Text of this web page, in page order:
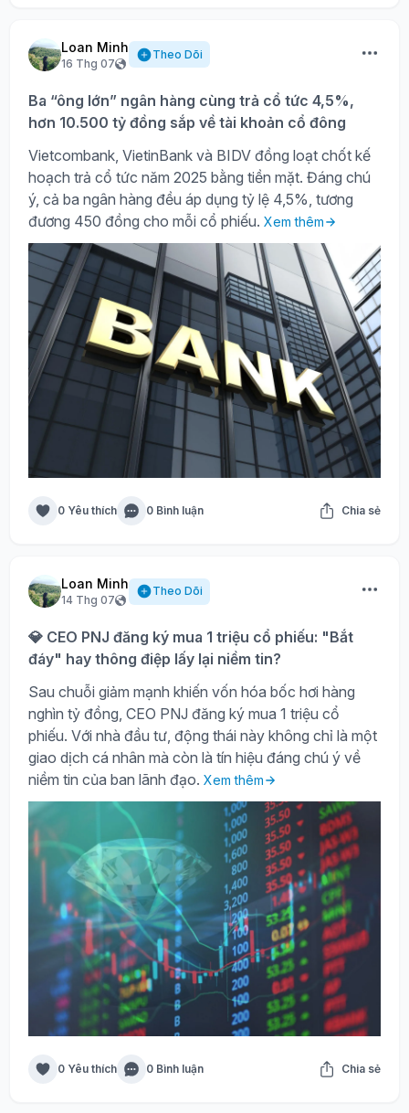
Loan Minh
16 Thg 07
Theo Dõi
Ba “ông lớn” ngân hàng cùng trả cổ tức 4,5%,
hơn 10.500 tỷ đồng sắp về tài khoản cổ đông
Vietcombank, VietinBank và BIDV đồng loạt chốt kế
hoạch trả cổ tức năm 2025 bằng tiền mặt. Đáng chú
ý, cả ba ngân hàng đều áp dụng tỷ lệ 4,5%, tương
đương 450 đồng cho mỗi cổ phiếu. Xem thêm
0 Yêu thích 0 Bình luận Chia sẻ
Loan Minh
14 Thg 07
Theo Dõi
💎 CEO PNJ đăng ký mua 1 triệu cổ phiếu: "Bắt
đáy" hay thông điệp lấy lại niềm tin?
Sau chuỗi giảm mạnh khiến vốn hóa bốc hơi hàng
nghìn tỷ đồng, CEO PNJ đăng ký mua 1 triệu cổ
phiếu. Với nhà đầu tư, động thái này không chỉ là một
giao dịch cá nhân mà còn là tín hiệu đáng chú ý về
niềm tin của ban lãnh đạo. Xem thêm
0 Yêu thích 0 Bình luận Chia sẻ